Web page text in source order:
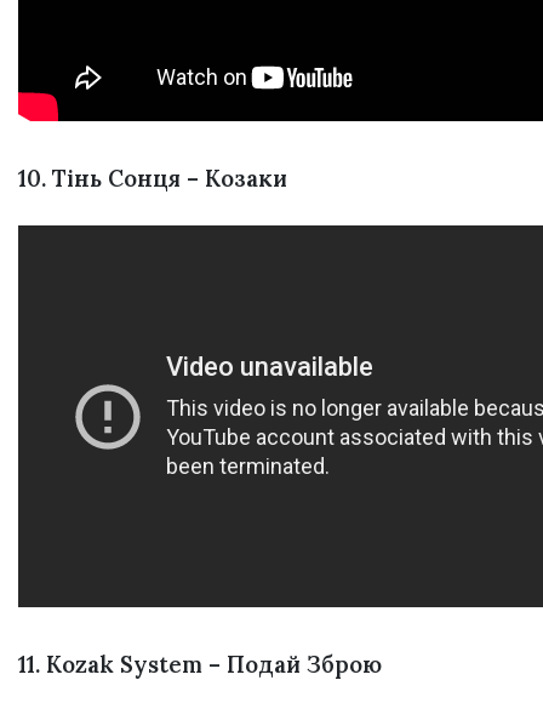
10. Тінь Сонця – Козаки
11. Kozak System – Подай Зброю